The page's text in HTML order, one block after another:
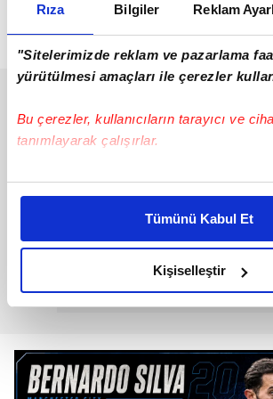
Rıza Bilgiler Reklam
"Sitelerimizde reklam ve pazarlama
yürütülmesi amaçları ile çerezler
Bu çerezler, kullanıcıların tarayıcı ve
tanımlayarak çalışırlar.
Bu çerezlere izin vermeniz halinde
daha iyi reklam deneyimi yaşatabiliriz.
amacımızın size daha iyi bir reklam
olduğunu ve sizlere en iyi içerikleri
elimizden gelen çabayı gösterdiğimizi
reklamların maliyetlerimizi karşılamak
Her halükârda, kullanıcılar, bu çerezlere
Tümünü Kabul Et
Kişiselleştir
öğrenildi. Böylece sarı-
numara arayışlarında alternatif